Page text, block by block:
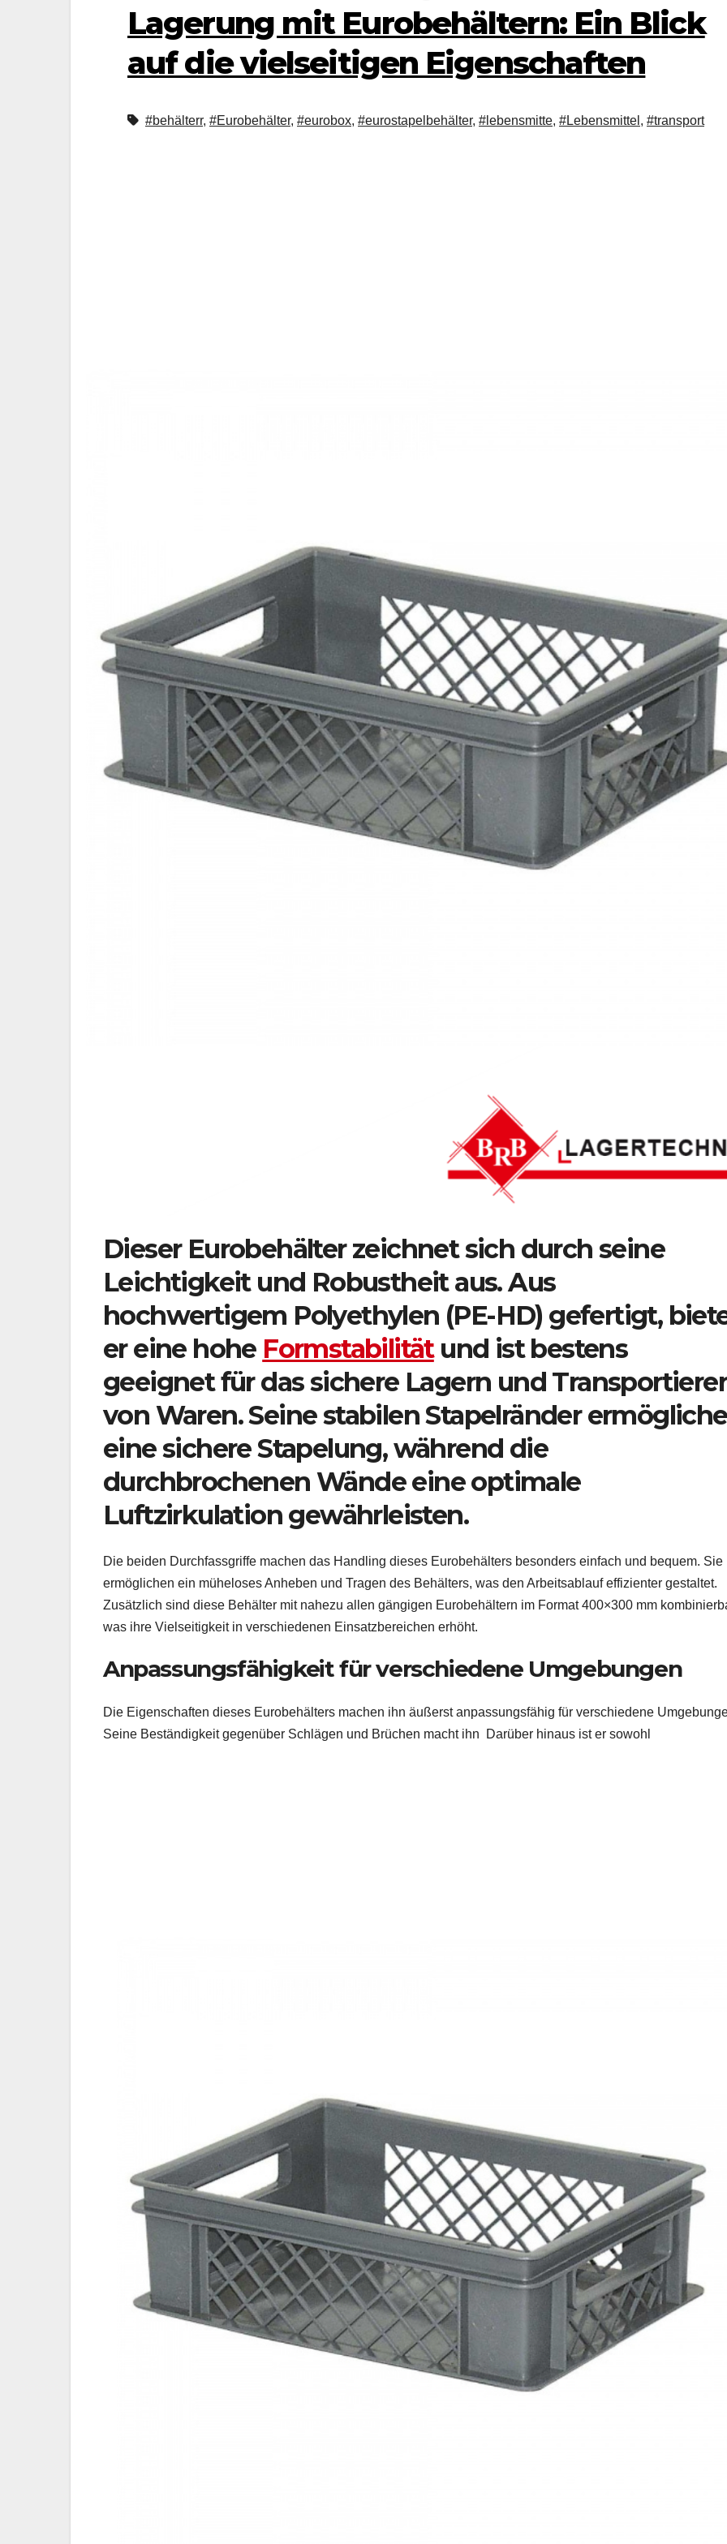
Lagerung mit Eurobehältern: Ein Blick
auf die vielseitigen Eigenschaften
#behälterr, #Eurobehälter, #eurobox, #eurostapelbehälter, #lebensmitte, #Lebensmittel , #transport
Dieser Eurobehälter zeichnet sich durch seine
Leichtigkeit und Robustheit aus. Aus
hochwertigem Polyethylen (PE-HD) gefertigt,
er eine hohe Formstabilitätund ist bestens
geeignet für das sichere Lagern und
von Waren. Seine stabilen Stapelränder
eine sichere Stapelung, während die
durchbrochenen Wände eine optimale
Luftzirkulation gewährleisten.
Die beiden Durchfassgriffe machen das Handling dieses Eurobehälters besonders einfach und bequem. Sie
ermöglichen ein müheloses Anheben und Tragen des Behälters, was den Arbeitsablauf effizienter gestaltet.
Zusätzlich sind diese Behälter mit nahezu allen gängigen Eurobehältern im Format 400×300 mm
was ihre Vielseitigkeit in verschiedenen Einsatzbereichen erhöht.
Anpassungsfähigkeit für verschiedene Umgebungen
Die Eigenschaften dieses Eurobehälters machen ihn äußerst anpassungsfähig für verschiedene
Seine Beständigkeit gegenüber Schlägen und Brüchen macht ihn
Darüber hinaus ist er sowohl